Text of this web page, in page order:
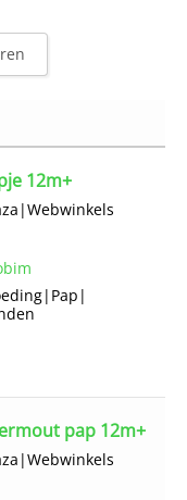
12m+
|Webwinkels
| Pap |
pap 12m+
|Webwinkels